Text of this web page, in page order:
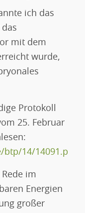
ich das
das
mit dem
wurde,
Protokoll
25. Februar
14/14091.pdf
im
Energien
großer